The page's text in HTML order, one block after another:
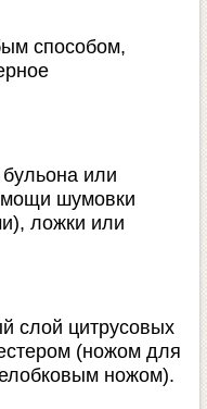
способом,
или
шумовки
ложки или
слой цитрусовых
(ножом для
ножом).